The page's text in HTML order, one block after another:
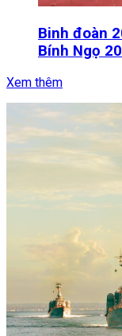
Binh đoàn
Bính Ngọ
Xem thêm